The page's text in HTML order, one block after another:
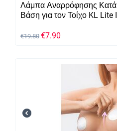
Λάμπα Αναρρόφησης
Βάση για τον Τοίχο KL
€19.80 €7.90